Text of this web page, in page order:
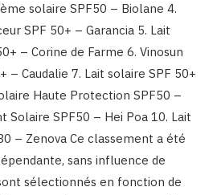
solaire SPF50 – Biolane 4.
SPF 50+ – Garancia 5. Lait
– Corine de Farme 6. Vinosun
– Caudalie 7. Lait solaire SPF 50+
Haute Protection SPF50 –
Solaire SPF50 – Hei Poa 10. Lait
– Zenova Ce classement a été
sans influence de
sélectionnés en fonction de